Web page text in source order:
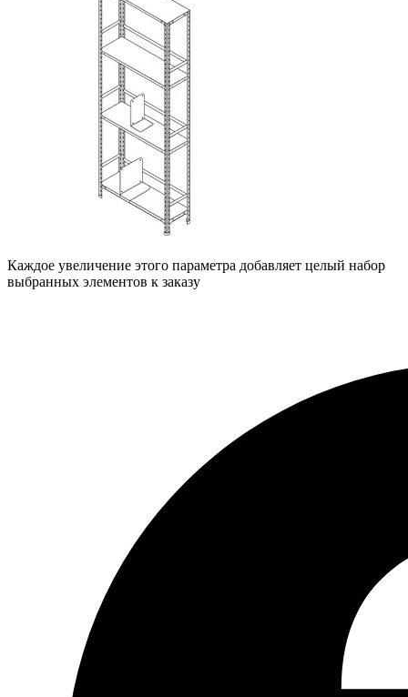
Каждое увеличение этого параметра добавляет целый набор
выбранных элементов к заказу